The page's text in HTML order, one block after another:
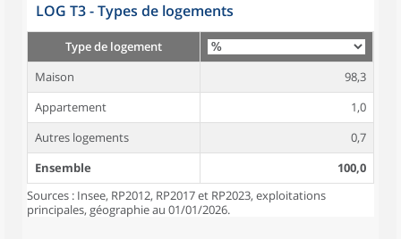
LOG T3 - Types de logements
Type de logement
Maison
98,3
Appartement
1,0
Autres logements
0,7
Ensemble
100,0
Sources : Insee, RP2012, RP2017 et RP2023, exploitations
principales, géographie au 01/01/2026.